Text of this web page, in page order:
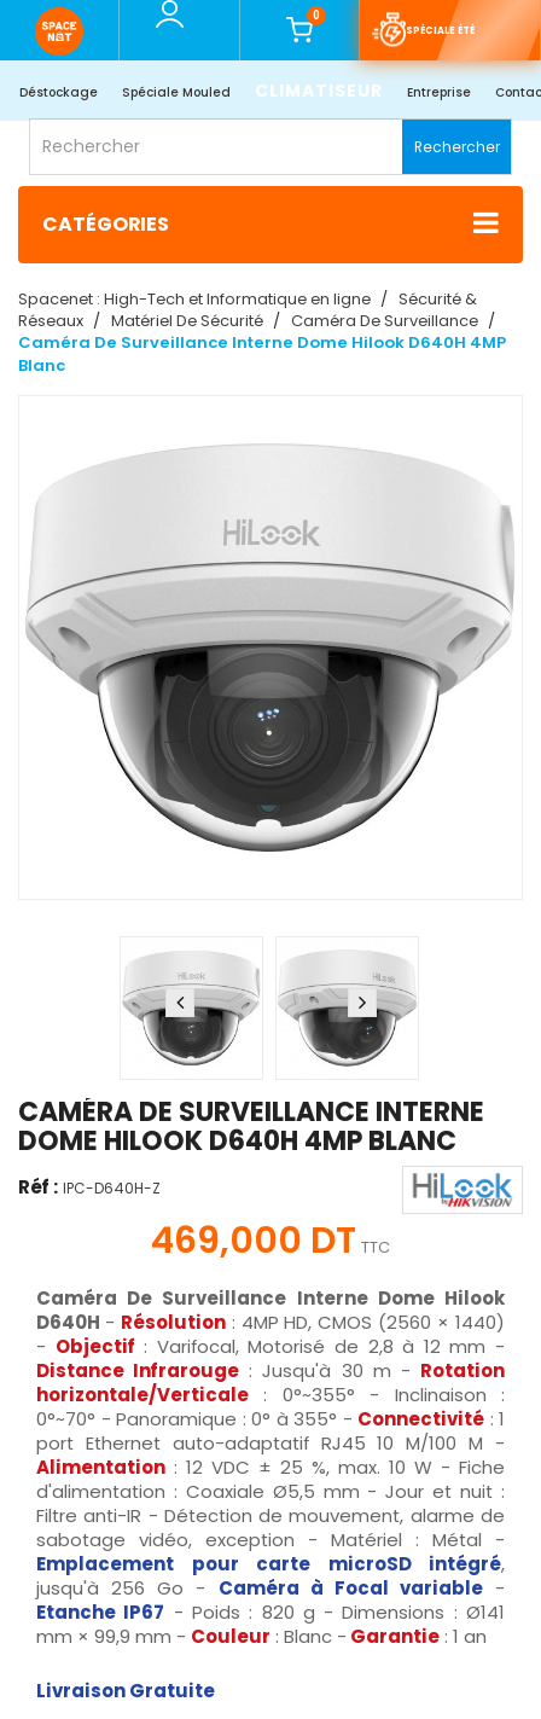
0
SPÉCIALE ÉTÉ
Déstockage Spéciale Mouled CLIMATISEUR Entreprise
Rechercher
CATÉGORIES
Spacenet : High-Tech et Informatique en ligne
Sécurité &
Réseaux
Matériel De Sécurité
Caméra De Surveillance
Caméra De Surveillance Interne Dome Hilook D640H 4MP
Blanc
CAMÉRA DE SURVEILLANCE INTERNE
DOME HILOOK D640H 4MP BLANC
Réf : IPC-D640H-Z
469,000 DT TTC
Caméra De Surveillance Interne Dome Hilook
D640H - Résolution : 4MP HD, CMOS (2560 × 1440)
- Objectif : Varifocal, Motorisé de 2,8 à 12 mm -
Distance Infrarouge : Jusqu'à 30 m - Rotation
horizontale/Verticale : 0°~355° - Inclinaison :
0°~70° - Panoramique : 0° à 355° - Connectivité : 1
port Ethernet auto-adaptatif RJ45 10 M/100 M -
Alimentation : 12 VDC ± 25 %, max. 10 W - Fiche
d'alimentation : Coaxiale Ø5,5 mm - Jour et nuit :
Filtre anti-IR - Détection de mouvement, alarme de
sabotage vidéo, exception - Matériel : Métal -
Emplacement pour carte microSD intégré,
jusqu'à 256 Go - Caméra à Focal variable-
Etanche IP67 - Poids : 820 g - Dimensions : Ø141
mm × 99,9 mm - Couleur : Blanc - Garantie : 1 an
Livraison Gratuite